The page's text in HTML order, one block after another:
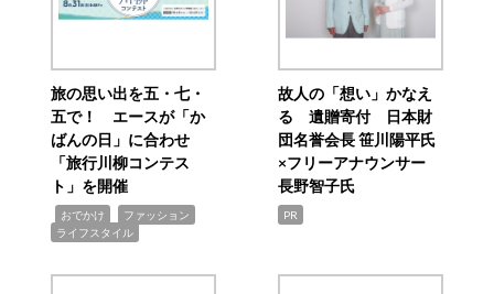
旅の思い出を五・七・
五で！ エースが「か
ばんの日」に合わせ
「旅行川柳コンテス
ト」を開催
おでかけ ファッション
ライフスタイル
故人の「想い」かなえ
る 遺贈寄付 日本財
団名誉会長 笹川陽平氏
×フリーアナウンサー
長野智子氏
PR